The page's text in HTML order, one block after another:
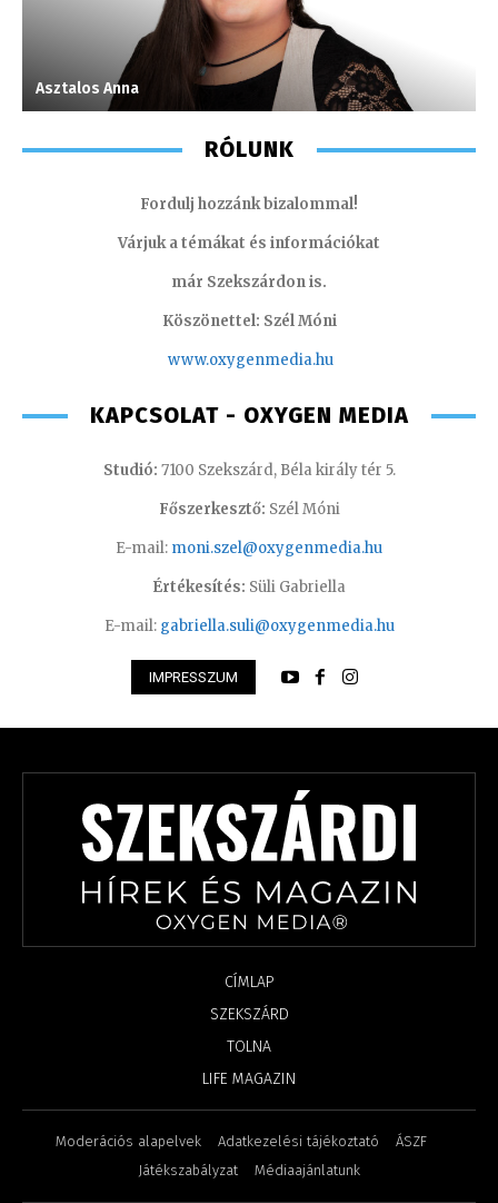
Asztalos Anna
RÓLUNK
Fordulj hozzánk bizalommal!
Várjuk a témákat és információkat
már Szekszárdon is.
Köszönettel: Szél Móni
www.oxygenmedia.hu
KAPCSOLAT - OXYGEN MEDIA
Studió: 7100 Szekszárd, Béla király tér 5.
Főszerkesztő: Szél Móni
E-mail: moni.szel@oxygenmedia.hu
Értékesítés: Süli Gabriella
E-mail: gabriella.suli@oxygenmedia.hu
IMPRESSZUM
CÍMLAP
SZEKSZÁRD
TOLNA
LIFE MAGAZIN
Moderációs alapelvek Adatkezelési tájékoztató
ÁSZF
Játékszabályzat
Médiaajánlatunk